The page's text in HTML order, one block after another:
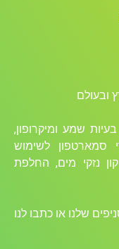
ובעולם
שמע ומיקרופון,
סמארטפון לשימוש
נזקי מים, החלפת
שלנו או כתבו לנו